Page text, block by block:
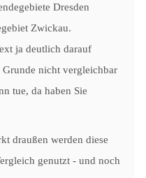
Dresden
Zwickau.
ja deutlich darauf
nicht vergleichbar
tue, da haben Sie
draußen werden diese
genutzt - und noch